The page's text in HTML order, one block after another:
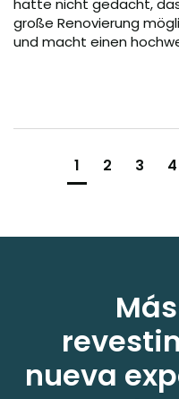
hätte nicht gedacht,
große Renovierung
und macht einen
1 2 3 4
nueva